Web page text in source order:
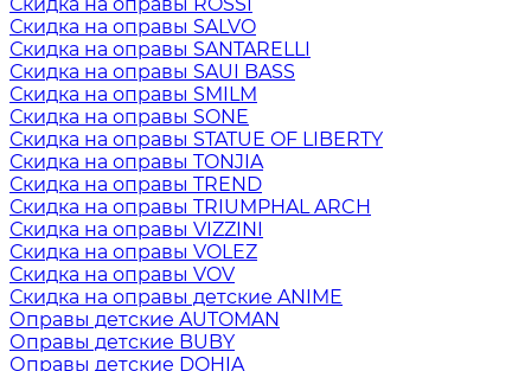
Скидка на оправы SALVO
Скидка на оправы SANTARELLI
Скидка на оправы SAUI BASS
Скидка на оправы SMILM
Скидка на оправы SONE
Скидка на оправы STATUE OF LIBERTY
Скидка на оправы TONJIA
Скидка на оправы TREND
Скидка на оправы TRIUMPHAL ARCH
Скидка на оправы VIZZINI
Скидка на оправы VOLEZ
Скидка на оправы VOV
Скидка на оправы детские ANIME
Оправы детские AUTOMAN
Оправы детские BUBY
Оправы детские DOHIA